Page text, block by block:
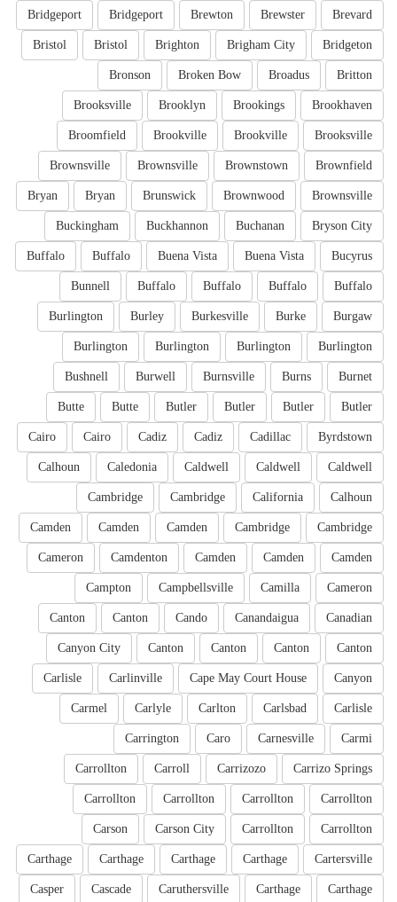
Brevard
Brewster
Brewton
Bridgeport
Bridgeport
Bridgeton
Brigham City
Brighton
Bristol
Bristol
Britton
Broadus
Broken Bow
Bronson
Brookhaven
Brookings
Brooklyn
Brooksville
Brooksville
Brookville
Brookville
Broomfield
Brownfield
Brownstown
Brownsville
Brownsville
Brownsville
Brownwood
Brunswick
Bryan
Bryan
Bryson City
Buchanan
Buckhannon
Buckingham
Bucyrus
Buena Vista
Buena Vista
Buffalo
Buffalo
Buffalo
Buffalo
Buffalo
Buffalo
Bunnell
Burgaw
Burke
Burkesville
Burley
Burlington
Burlington
Burlington
Burlington
Burlington
Burnet
Burns
Burnsville
Burwell
Bushnell
Butler
Butler
Butler
Butler
Butte
Butte
Byrdstown
Cadillac
Cadiz
Cadiz
Cairo
Cairo
Caldwell
Caldwell
Caldwell
Caledonia
Calhoun
Calhoun
California
Cambridge
Cambridge
Cambridge
Cambridge
Camden
Camden
Camden
Camden
Camden
Camden
Camdenton
Cameron
Cameron
Camilla
Campbellsville
Campton
Canadian
Canandaigua
Cando
Canton
Canton
Canton
Canton
Canton
Canton
Canyon City
Canyon
Cape May Court House
Carlinville
Carlisle
Carlisle
Carlsbad
Carlton
Carlyle
Carmel
Carmi
Carnesville
Caro
Carrington
Carrizo Springs
Carrizozo
Carroll
Carrollton
Carrollton
Carrollton
Carrollton
Carrollton
Carrollton
Carrollton
Carson City
Carson
Cartersville
Carthage
Carthage
Carthage
Carthage
Carthage
Carthage
Caruthersville
Cascade
Casper